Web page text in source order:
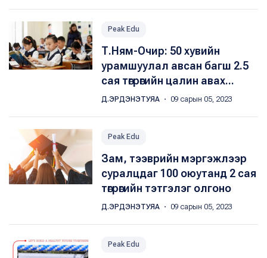
Peak Edu
Т.Ням-Очир: 50 хувийн
урамшуулал авсан багш 2.5
сая төгрөгийн цалин авах...
Д.ЭРДЭНЭТУЯА ・ 09 сарын 05, 2023
Peak Edu
Зам, тээврийн мэргэжлээр
суралцдаг 100 оюутанд 2 сая
төгрөгийн тэтгэлэг олгоно
Д.ЭРДЭНЭТУЯА ・ 09 сарын 05, 2023
Peak Edu